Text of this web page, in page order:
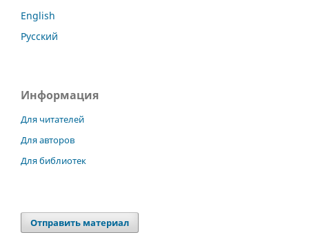
English
Русский
Информация
Для читателей
Для авторов
Для библиотек
Отправить материал